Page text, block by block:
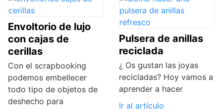
Envoltorio de lujo
con cajas de
cerillas
Con el scrapbooking
podemos embellecer
todo tipo de objetos de
deshecho para
Pulsera de anillas
reciclada
¿ Os gustan las joyas
recicladas? Hoy vamos a
aprender a hacer
Ir al artículo